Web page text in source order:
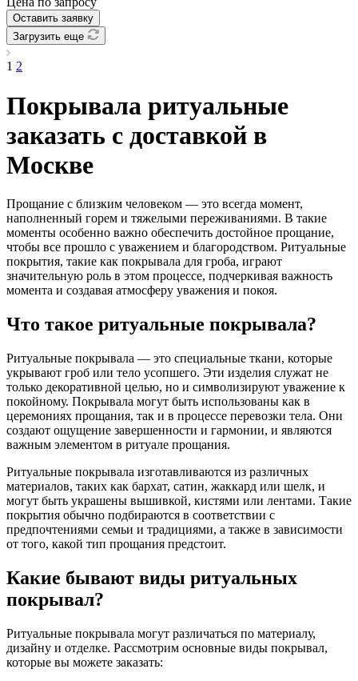
Оставить заявку
Загрузить еще
1 2
Покрывала ритуальные
заказать с доставкой в
Москве
Прощание с близким человеком — это всегда момент,
наполненный горем и тяжелыми переживаниями. В такие
моменты особенно важно обеспечить достойное прощание,
чтобы все прошло с уважением и благородством. Ритуальные
покрытия, такие как покрывала для гроба, играют
значительную роль в этом процессе, подчеркивая важность
момента и создавая атмосферу уважения и покоя.
Что такое ритуальные покрывала?
Ритуальные покрывала — это специальные ткани, которые
укрывают гроб или тело усопшего. Эти изделия служат не
только декоративной целью, но и символизируют уважение к
покойному. Покрывала могут быть использованы как в
церемониях прощания, так и в процессе перевозки тела. Они
создают ощущение завершенности и гармонии, и являются
важным элементом в ритуале прощания.
Ритуальные покрывала изготавливаются из различных
материалов, таких как бархат, сатин, жаккард или шелк, и
могут быть украшены вышивкой, кистями или лентами. Такие
покрытия обычно подбираются в соответствии с
предпочтениями семьи и традициями, а также в зависимости
от того, какой тип прощания предстоит.
Какие бывают виды ритуальных
покрывал?
Ритуальные покрывала могут различаться по материалу,
дизайну и отделке. Рассмотрим основные виды покрывал,
которые вы можете заказать: